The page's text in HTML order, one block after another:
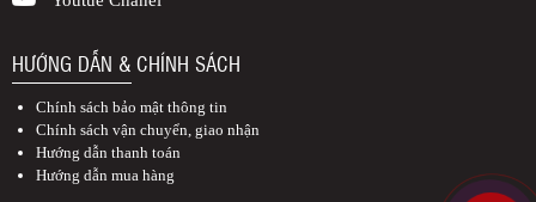
HƯỚNG DẪN & CHÍNH SÁCH
Chính sách bảo mật thông tin
Chính sách vận chuyển, giao nhận
Hướng dẫn thanh toán
Hướng dẫn mua hàng